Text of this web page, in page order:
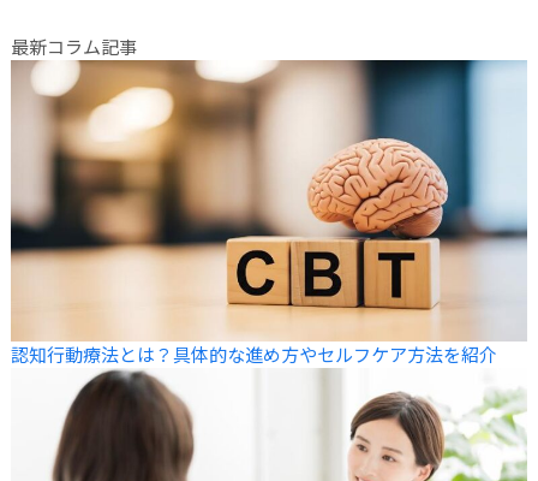
最新コラム記事
認知行動療法とは？具体的な進め方やセルフケア方法を紹介